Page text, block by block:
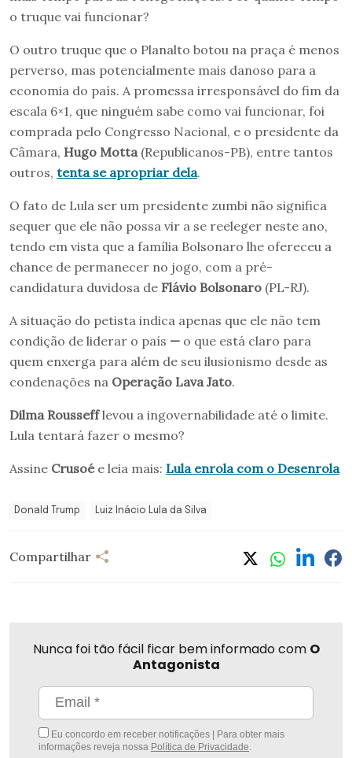
o truque vai funcionar?
O outro truque que o Planalto botou na praça é menos
perverso, mas potencialmente mais danoso para a
economia do país. A promessa irresponsável do fim da
escala 6×1, que ninguém sabe como vai funcionar, foi
comprada pelo Congresso Nacional, e o presidente da
Câmara, Hugo Motta (Republicanos-PB), entre tantos
outros, tenta se apropriar dela.
O fato de Lula ser um presidente zumbi não significa
sequer que ele não possa vir a se reeleger neste ano,
tendo em vista que a família Bolsonaro lhe ofereceu a
chance de permanecer no jogo, com a pré-
candidatura duvidosa de Flávio Bolsonaro (PL-RJ).
A situação do petista indica apenas que ele não tem
condição de liderar o país — o que está claro para
quem enxerga para além de seu ilusionismo desde as
condenações na Operação Lava Jato.
Dilma Roussefflevou a ingovernabilidade até o limite.
Lula tentará fazer o mesmo?
Assine Crusoée leia mais: Lula enrola com o Desenrola
Donald Trump Luiz Inácio Lula da Silva
Compartilhar
Nunca foi tão fácil ficar bem informado com O
Antagonista
Eu concordo em receber notificações | Para obter mais
informações reveja nossa Política de Privacidade.